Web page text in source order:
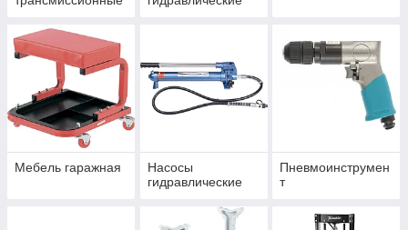
Мебель гаражная
Насосы
гидравлические
Пневмоинструмен
т